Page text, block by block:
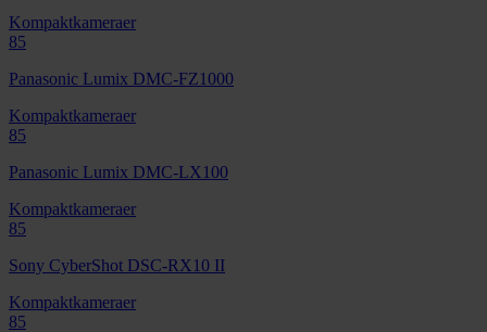
Kompaktkameraer
85
Panasonic Lumix DMC-FZ1000
Kompaktkameraer
85
Panasonic Lumix DMC-LX100
Kompaktkameraer
85
Sony CyberShot DSC-RX10 II
Kompaktkameraer
85